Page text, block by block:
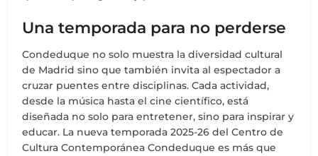
Una temporada para no perderse
Condeduque no solo muestra la diversidad cultural
de Madrid sino que también invita al espectador a
cruzar puentes entre disciplinas. Cada actividad,
desde la música hasta el cine científico, está
diseñada no solo para entretener, sino para inspirar y
educar. La nueva temporada 2025-26 del Centro de
Cultura Contemporánea Condeduque es más que